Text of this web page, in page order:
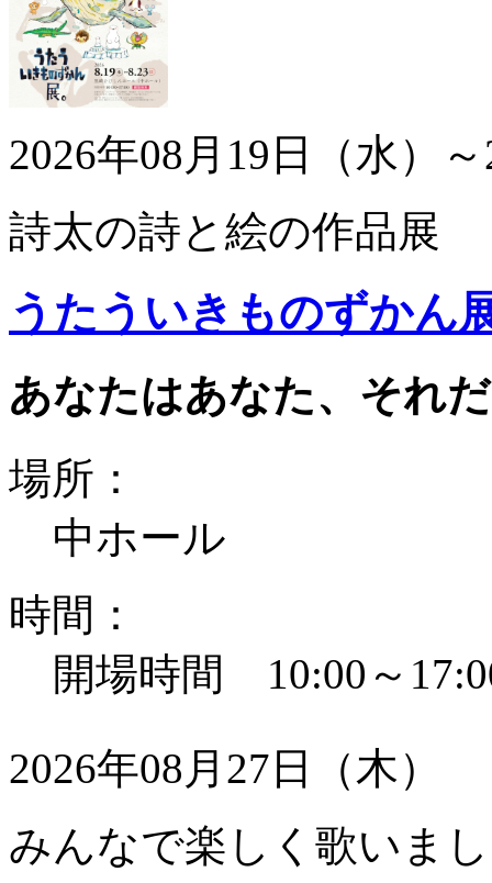
2026年08月19日（水）
詩太の詩と絵の作品展
うたういきものずかん
あなたはあなた、それ
場所：
中ホール
時間：
開場時間 10:00～
2026年08月27日（木）
みんなで楽しく歌いま